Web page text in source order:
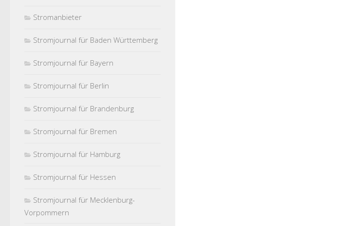
Stromanbieter
Stromjournal für Baden Württemberg
Stromjournal für Bayern
Stromjournal für Berlin
Stromjournal für Brandenburg
Stromjournal für Bremen
Stromjournal für Hamburg
Stromjournal für Hessen
Stromjournal für Mecklenburg-
Vorpommern